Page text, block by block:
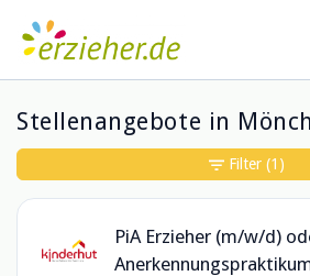
Stellenangebote in
PiA Erzieher (m/w/d)
Filter (1)